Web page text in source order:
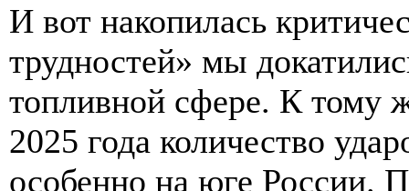
И вот накопилась
трудностей» мы
топливной сфере. К тому
2025 года количество
особенно на юге России.